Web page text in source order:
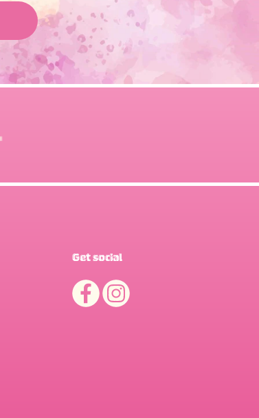
Get social